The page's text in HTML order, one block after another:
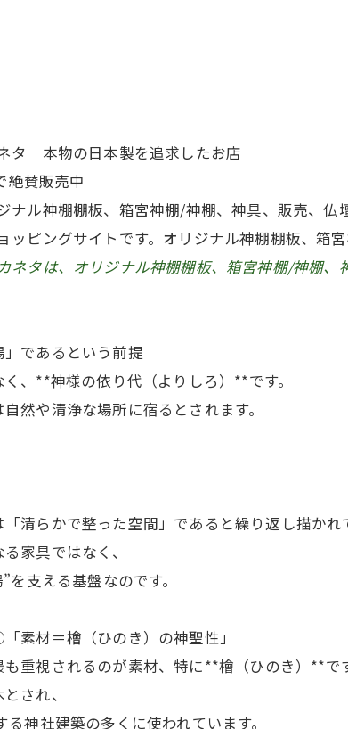
タ 本物の日本製を追求したお店
絶賛販売中
ナル神棚棚板、箱宮神棚/神棚、神具、販売、仏
ッピングサイトです。オリジナル神棚棚板、
ネタは、オリジナル神棚棚板、箱宮神棚/神棚
であるという前提
、**神様の依り代（よりしろ）**です。
然や清浄な場所に宿るとされます。
清らかで整った空間」であると繰り返し描かれ
家具ではなく、
支える基盤なのです。
素材＝檜（ひのき）の神聖性」
重視されるのが素材、特に**檜（ひのき）**で
され、
神社建築の多くに使われています。